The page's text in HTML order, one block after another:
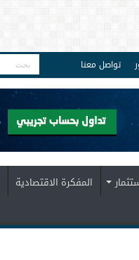
تواصل معنا
المفكرة الاقتصادية